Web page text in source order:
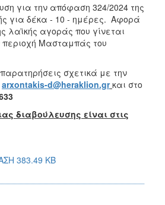
για την απόφαση 324/2024 της
για δέκα - 10 - ημέρες. Αφορά
λαϊκής αγοράς που γίνεται
περιοχή Μασταμπάς του
σχετικά με την
arxontakis-d@heraklion.gr και στο
διαβούλευσης είναι στις
383.49 KB